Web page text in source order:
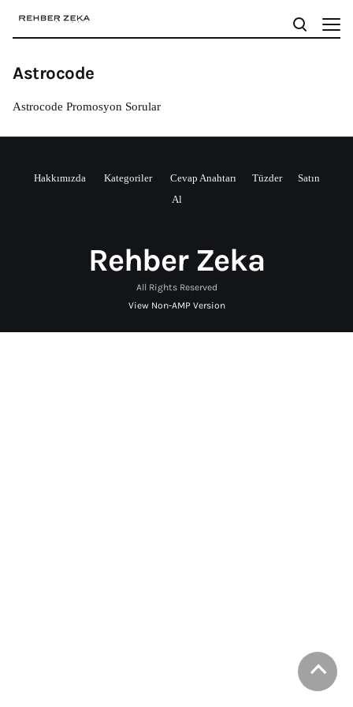
Astrocode
Astrocode Promosyon Sorular
Hakkımızda Kategoriler Cevap Anahtarı Tüzder
Satın
Al
Rehber Zeka
All Rights Reserved
View Non-AMP Version